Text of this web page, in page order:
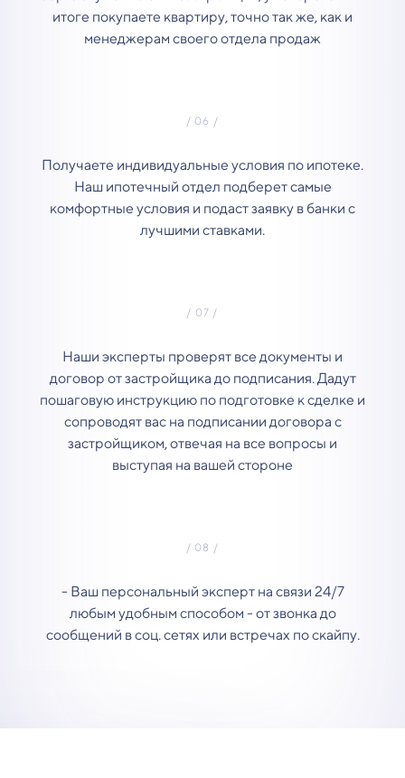
итоге покупаете квартиру, точно так же, как и
менеджерам своего отдела продаж
Получаете индивидуальные условия по ипотеке.
Наш ипотечный отдел подберет самые
комфортные условия и подаст заявку в банки с
лучшими ставками.
Наши эксперты проверят все документы и
договор от застройщика до подписания. Дадут
пошаговую инструкцию по подготовке к сделке и
сопроводят вас на подписании договора с
застройщиком, отвечая на все вопросы и
выступая на вашей стороне
- Ваш персональный эксперт на связи 24/7
любым удобным способом - от звонка до
сообщений в соц. сетях или встречах по скайпу.